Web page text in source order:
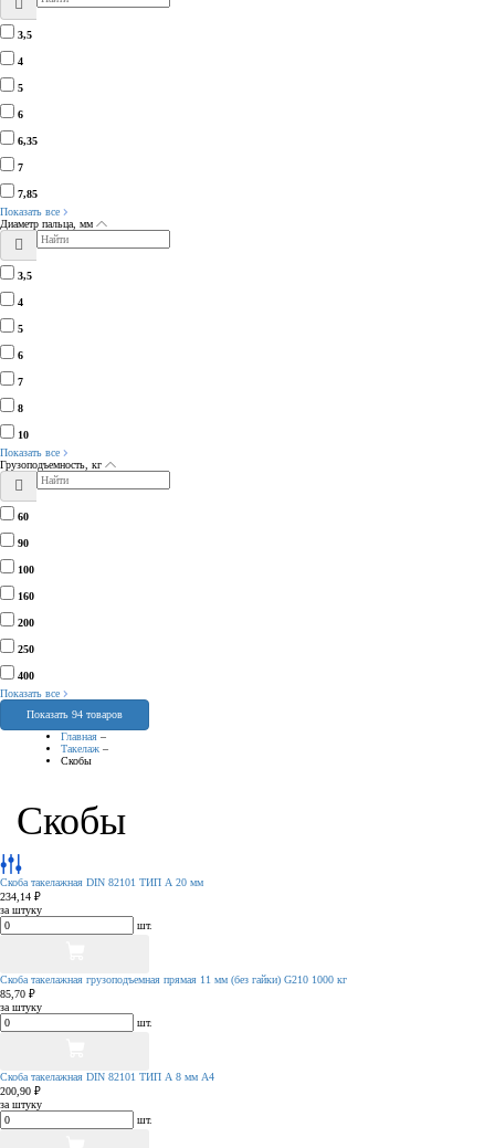
3,5
4
5
6
6,35
7
7,85
Показать все
Диаметр пальца, мм
3,5
4
5
6
7
8
10
Показать все
Грузоподъемность, кг
60
90
100
160
200
250
400
Показать все
Показать 94 товаров
Главная –
Такелаж –
Скобы
Скобы
Скоба такелажная DIN 82101 ТИП А 20 мм
234,14 ₽
за штуку
шт.
Скоба такелажная грузоподъемная прямая 11 мм (без гайки) G210 1000 кг
85,70 ₽
за штуку
шт.
Скоба такелажная DIN 82101 ТИП А 8 мм А4
200,90 ₽
за штуку
шт.